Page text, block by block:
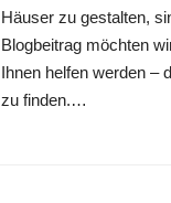
Häuser zu gestalten,
Blogbeitrag möchten
Ihnen helfen werden –
zu finden.…